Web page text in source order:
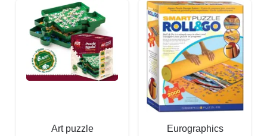
Art puzzle
Eurographics